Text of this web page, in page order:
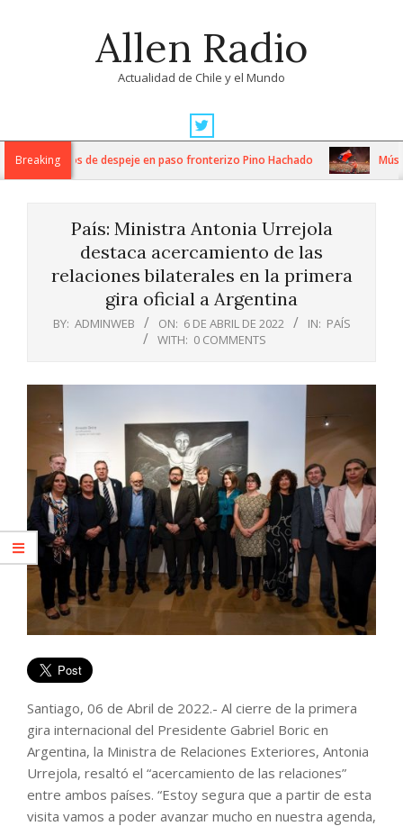
Allen Radio
Actualidad de Chile y el Mundo
Navigation
MenuBreaking
trabajos de despeje en paso fronterizo Pino Hachado
País: Ministra Antonia Urrejola
destaca acercamiento de las
relaciones bilaterales en la primera
gira oficial a Argentina
BY: ADMINWEB ON: 6 DE ABRIL DE 2022 IN: PAÍS
WITH: 0 COMMENTS
Santiago, 06 de Abril de 2022.- Al cierre de la primera
gira internacional del Presidente Gabriel Boric en
Argentina, la Ministra de Relaciones Exteriores, Antonia
Urrejola, resaltó el “acercamiento de las relaciones”
entre ambos países. “Estoy segura que a partir de esta
visita vamos a poder avanzar mucho en nuestra agenda,